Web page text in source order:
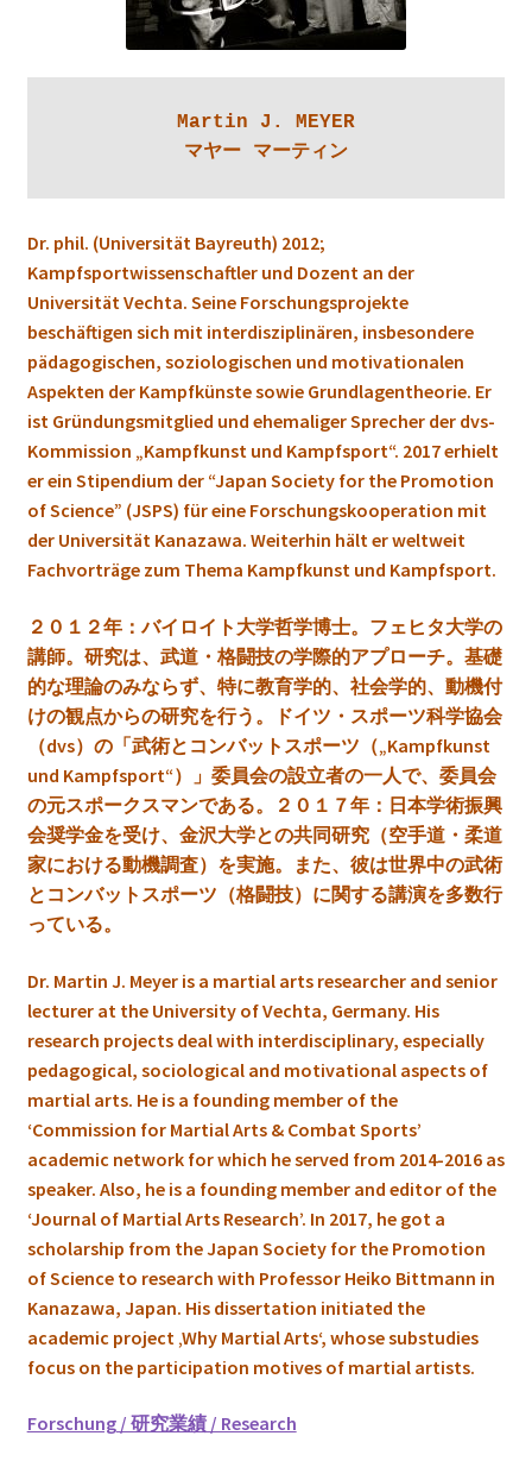
Martin J. MEYER
マヤー マーティン
Dr. phil. (Universität Bayreuth) 2012;
Kampfsportwissenschaftler und Dozent an der
Universität Vechta. Seine Forschungsprojekte
beschäftigen sich mit interdisziplinären, insbesondere
pädagogischen, soziologischen und motivationalen
Aspekten der Kampfkünste sowie Grundlagentheorie. Er
ist Gründungsmitglied und ehemaliger Sprecher der dvs-
Kommission „Kampfkunst und Kampfsport“. 2017 erhielt
er ein Stipendium der “Japan Society for the Promotion
of Science” (JSPS) für eine Forschungskooperation mit
der Universität Kanazawa. Weiterhin hält er weltweit
Fachvorträge zum Thema Kampfkunst und Kampfsport.
２０１２年：バイロイト大学哲学博士。フェヒタ大学の
講師。 研究は、 武道・格闘技の学際的アプローチ。基礎
的な理論のみならず、特に教育学的、社会学的、動機付
けの観点からの研究を行う。
ドイツ・スポーツ科学協会
（dvs）の「武術とコンバットスポーツ（„Kampfkunst
und Kampfsport“）
」委員会の設立者の一人で、委員会
の元スポークスマンである。２０１７年： 日本学術振興
会奨学金を受け、金沢大学との共同研究（空手道・柔道
家における動機調査）を実施。また、彼は世界中の武術
とコンバットスポーツ（格闘技）に関する講演を多数行
っている。
Dr. Martin J. Meyer is a martial arts researcher and senior
lecturer at the University of Vechta, Germany. His
research projects deal with interdisciplinary, especially
pedagogical, sociological and motivational aspects of
martial arts. He is a founding member of the
‘Commission for Martial Arts & Combat Sports’
academic network for which he served from 2014-2016 as
speaker. Also, he is a founding member and editor of the
‘Journal of Martial Arts Research’. In 2017, he got a
scholarship from the Japan Society for the Promotion
of Science to research with Professor Heiko Bittmann in
Kanazawa, Japan. His dissertation initiated the
academic project ‚Why Martial Arts‘, whose substudies
focus on the participation motives of martial artists.
Forschung / 研究業績 / Research